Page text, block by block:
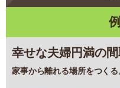
幸せな夫婦円満の間
家事から離れる場所をつくる